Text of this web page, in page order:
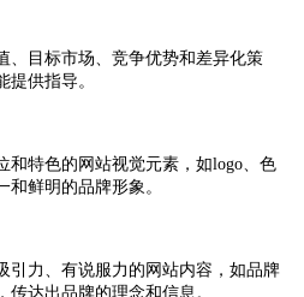
、目标市场、竞争优势和差异化策
供指导。
和特色的网站视觉元素，如logo、色
鲜明的品牌形象。
引力、有说服力的网站内容，如品牌
达出品牌的理念和信息。